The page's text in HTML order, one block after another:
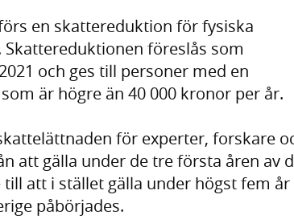
en skattereduktion för fysiska
föreslås som
och ges till personer med en
är högre än 40 000 kronor per år.
för experter, forskare
att gälla under de tre första åren av
att i stället gälla under högst fem år
påbörjades.